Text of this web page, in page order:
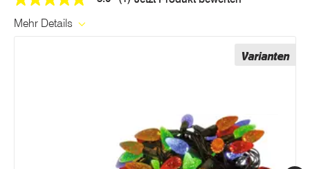
5.0
of
Mehr Details
Varianten